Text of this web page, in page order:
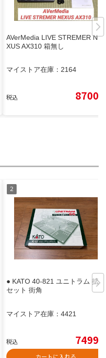
AVerMedia LIVE STREMER NE
XUS AX310 箱無し
マイストア在庫： 2164
税込 8700
● KATO 40-821 ユニトラム 拡張
セット 街角
マイストア在庫： 4421
税込 7499
カートに入れる